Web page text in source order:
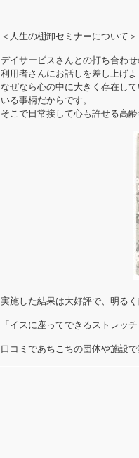
＜人生の棚卸セミナーについて＞
デイサービスさんとの打ち合わ
利用者さんにお話しを差し上げ
なぜなら心の中に大きく存在し
いる事柄だからです。
そこで日常接して心も許せる高
実施した結果は大好評で、明る
「イスに座ってできるストレッ
口コミであちこちの団体や施設